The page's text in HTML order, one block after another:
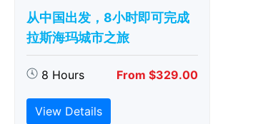
从中国出发，8小时即可完成
拉斯海玛城市之旅
8 Hours From $329.00
View Details